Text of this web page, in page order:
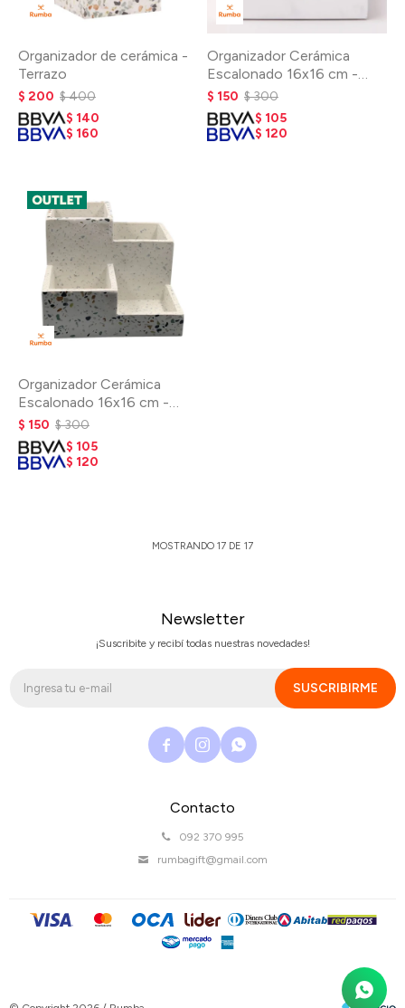
Organizador de cerámica -
Terrazo
$ 200 $400
$ 140
$ 160
Organizador Cerámica
Escalonado 16x16 cm -
Marble
$ 150 $300
$ 105
$ 120
Organizador Cerámica
Escalonado 16x16 cm -
Terrazo
$ 150 $300
$ 105
$ 120
MOSTRANDO 17 DE 17
Contacto
092 370 995
rumbagift@gmail.com
Newsletter
¡Suscribite y recibí todas nuestras novedades!
SUSCRIBIRME
  